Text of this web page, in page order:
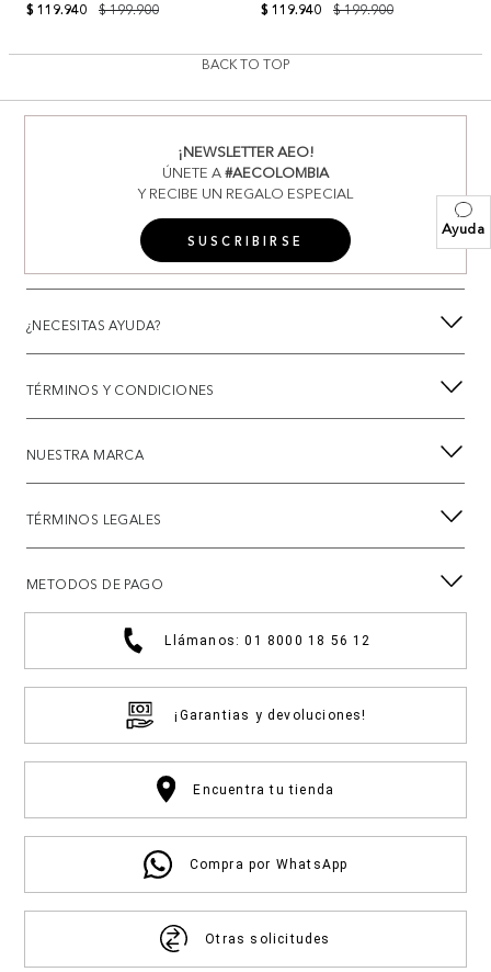
Ayuda
$ 199.900
$ 119.940
$ 199.900
$ 119.940
BACK TO TOP
¡NEWSLETTER AEO!
ÚNETE A#AECOLOMBIA
Y RECIBE UN REGALO ESPECIAL
SUSCRIBIRSE
¿NECESITAS AYUDA?
TÉRMINOS Y CONDICIONES
NUESTRA MARCA
TÉRMINOS LEGALES
METODOS DE PAGO
Llámanos: 01 8000 18 56 12
¡Garantias y devoluciones!
Encuentra tu tienda
Compra por WhatsApp
Otras solicitudes